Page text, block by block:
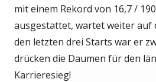
mit einem Rekord von 16,7 /
ausgestattet, wartet weiter auf
den letzten drei Starts war er
drücken die Daumen für den
Karrieresieg!